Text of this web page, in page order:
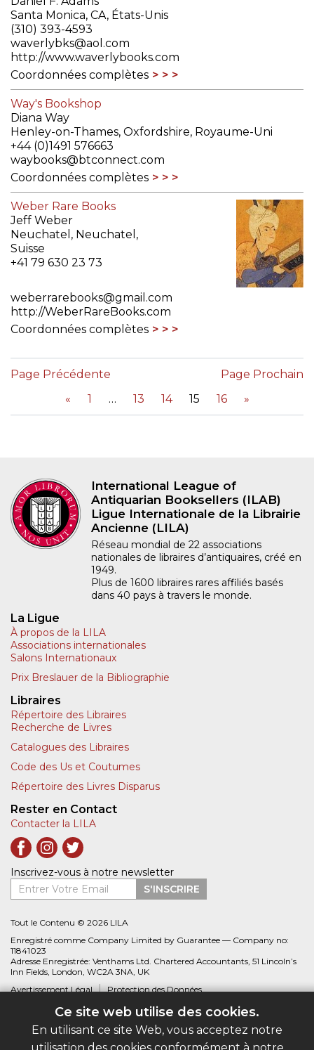
Ce site web utilise des cookies.
En utilisant ce site Web, vous acceptez notre
Santa Monica, CA, États-Unis
(310) 393-4593
waverlybks@aol.com
http://www.waverlybooks.com
Coordonnées complètes
Way's Bookshop
Diana Way
Henley-on-Thames, Oxfordshire, Royaume-Uni
+44 (0)1491 576663
waybooks@btconnect.com
Coordonnées complètes
Weber Rare Books
Jeff Weber
Neuchatel, Neuchatel,
Suisse
+41 79 630 23 73
weberrarebooks@gmail.com
http://WeberRareBooks.com
Coordonnées complètes
Page Précédente
«
1 13 14 15 16 »
Page Prochain
International League of
Antiquarian Booksellers (ILAB)
Ligue Internationale de la Librairie
Ancienne (LILA)
Réseau mondial de 22 associations
nationales de libraires d’antiquaires, créé en
1949.
Plus de 1600 libraires rares affiliés basés
dans 40 pays à travers le monde.
La Ligue
À propos de la LILA
Associations internationales
Salons Internationaux
Prix Breslauer de la Bibliographie
Libraires
Répertoire des Libraires
Recherche de Livres
Catalogues des Libraires
Code des Us et Coutumes
Répertoire des Livres Disparus
Rester en Contact
Contacter la LILA
Inscrivez-vous à notre newsletter
Entrer Votre Email
S'INSCRIRE
Tout le Contenu © 2026 LILA
Enregistré comme Company Limited by Guarantee — Company no:
11841023
Adresse Enregistrée: Venthams Ltd. Chartered Accountants, 51 Lincoln’s
Inn Fields, London, WC2A 3NA, UK
Avertissement Légal
Protection des Données